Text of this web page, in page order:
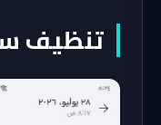
تنظيف